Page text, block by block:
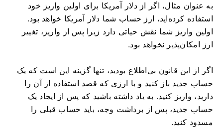
به عنوان مثال، اگر از دلار آمریکا برای اولین واریز خود
استفاده کرده‌اید، ارز حساب شما دلار آمریکا خواهد بود.
اولین واریز شما نقش حیاتی دارد زیرا پس از واریز، تغییر
ارز امکان‌پذیر نخواهد بود.
اگر از این قانون بی‌اطلاع بودید، تنها گزینه این است که یک
حساب جدید باز کنید و با ارزی که قصد استفاده از آن را
دارید، واریز کنید. به یاد داشته باشید که پس از ایجاد یک
حساب جدید، پس از برداشت وجه، باید حساب قبلی را
مسدود کنید.